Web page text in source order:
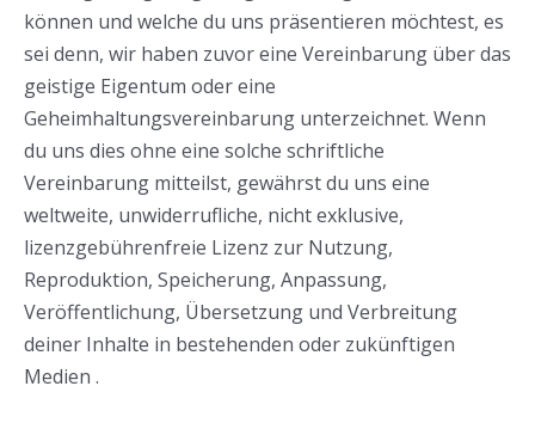
können und welche du uns präsentieren möchtest, es
sei denn, wir haben zuvor eine Vereinbarung über das
geistige Eigentum oder eine
Geheimhaltungsvereinbarung unterzeichnet. Wenn
du uns dies ohne eine solche schriftliche
Vereinbarung mitteilst, gewährst du uns eine
weltweite, unwiderrufliche, nicht exklusive,
lizenzgebührenfreie Lizenz zur Nutzung,
Reproduktion, Speicherung, Anpassung,
Veröffentlichung, Übersetzung und Verbreitung
deiner Inhalte in bestehenden oder zukünftigen
Medien .